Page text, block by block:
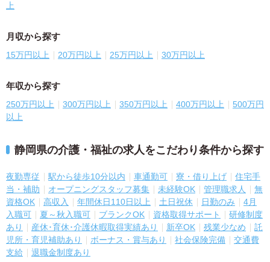
上
月収から探す
15万円以上 20万円以上 25万円以上 30万円以上
年収から探す
250万円以上 300万円以上 350万円以上 400万円以上
500万円
以上
静岡県の介護・福祉の求人をこだわり条件から探す
夜勤専従 駅から徒歩10分以内 車通勤可 寮・借り上げ
住宅手
当・補助
オープニングスタッフ募集 未経験OK 管理職求人
無
資格OK
高収入 年間休日110日以上 土日祝休 日勤のみ
4月
入職可
夏～秋入職可 ブランクOK 資格取得サポート
研修制度
あり
産休･育休･介護休暇取得実績あり 新卒OK 残業少なめ
託
児所・育児補助あり
ボーナス・賞与あり 社会保険完備
交通費
支給
退職金制度あり